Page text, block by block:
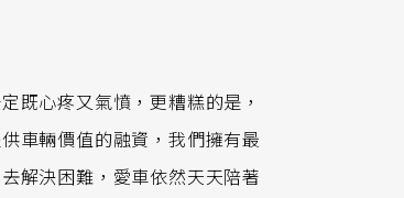
既心疼又氣憤，更糟糕的是，
車輛價值的融資，我們擁有最
解決困難，愛車依然天天陪著